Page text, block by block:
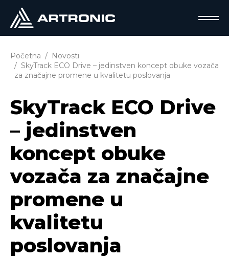
Početna
Novosti
SkyTrack ECO Drive – jedinstven koncept obuke vozača
za značajne promene u kvalitetu poslovanja
SkyTrack ECO Drive
– jedinstven
koncept obuke
vozača za značajne
promene u
kvalitetu
poslovanja